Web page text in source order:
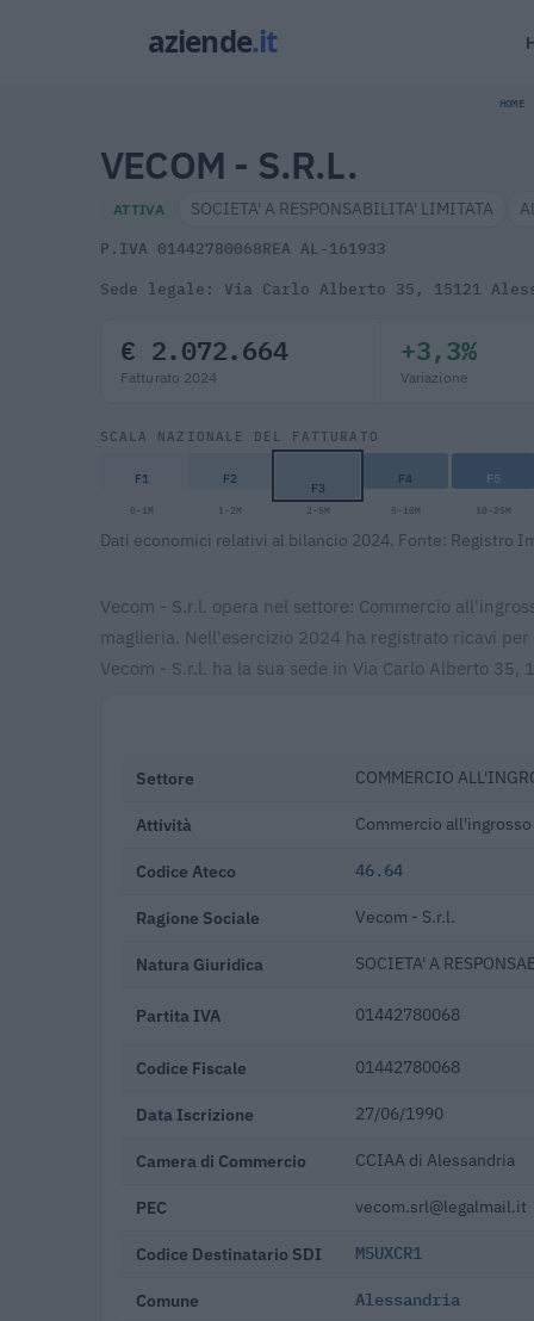
HOME
VECOM - S.R.L.
ATTIVA SOCIETA' A RESPONSABILITA' LIMITATA
P.IVA 01442780068REA AL-161933
Sede legale: Via Carlo Alberto 35, 15121
€ 2.072.664
Fatturato 2024
+3,3%
Variazione
SCALA NAZIONALE DEL FATTURATO
F1 F2 F3 F4 F5
0-1M 1-2M 2-5M 5-10M 10-25M
Dati economici relativi al bilancio 2024. Fonte: Registro
Vecom - S.r.l. opera nel settore: Commercio
maglieria. Nell'esercizio 2024 ha registrato ricavi
Vecom - S.r.l. ha la sua sede in Via Carlo Alberto 35,
Settore COMMERCIO
Attività Commercio
Codice Ateco 46.64
Ragione Sociale Vecom - S.r.l.
Natura Giuridica SOCIETA' A
Partita IVA 01442780068
Codice Fiscale 01442780068
Data Iscrizione 27/06/1990
Camera di Commercio CCIAA di Alessandria
PEC vecom.srl@legalmail.it
Codice Destinatario SDI M5UXCR1
Comune Alessandria